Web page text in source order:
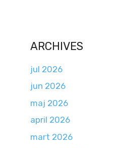
ARCHIVES
jul 2026
jun 2026
maj 2026
april 2026
mart 2026